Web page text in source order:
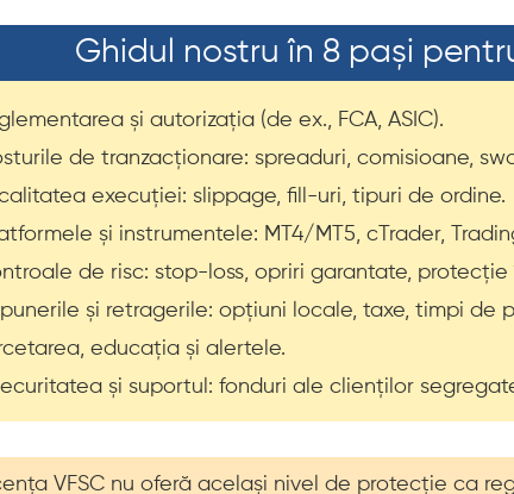
Ghidul nostru în 8 pași
și autorizația (de ex., FCA, ASIC).
de tranzacționare: spreaduri, comisioane,
execuției: slippage, fill-uri, tipuri de ordine.
și instrumentele: MT4/MT5, cTrader,
de risc: stop-loss, opriri garantate,
și retragerile: opțiuni locale, taxe, timpi de
educația și alertele.
și suportul: fonduri ale clienților
VFSC nu oferă același nivel de protecție ca